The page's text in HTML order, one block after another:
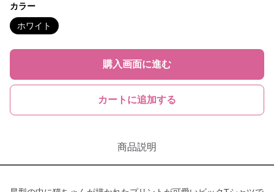
カラー
ホワイト
購入画面に進む
カートに追加する
商品説明